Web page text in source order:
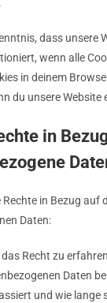
dass unsere
wenn alle
in deinem
du unsere Website
in
in Bezug auf
Daten:
Recht zu
Daten
und wie lange